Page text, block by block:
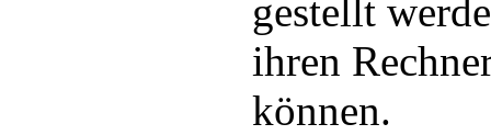
gestellt
ihren
können.